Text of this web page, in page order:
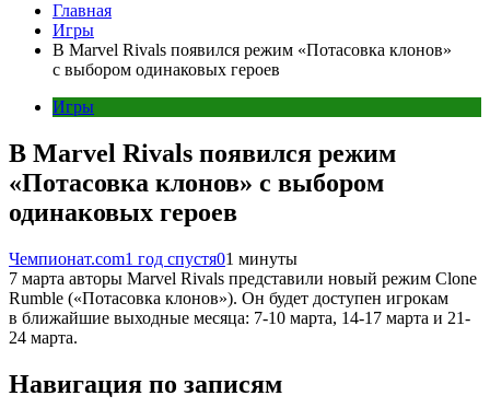
Главная
Игры
В Marvel Rivals появился режим «Потасовка клонов»
с выбором одинаковых героев
Игры
В Marvel Rivals появился режим
«Потасовка клонов» с выбором
одинаковых героев
Чемпионат.com1 год спустя01 минуты
7 марта авторы Marvel Rivals представили новый режим Clone
Rumble («Потасовка клонов»). Он будет доступен игрокам
в ближайшие выходные месяца: 7-10 марта, 14-17 марта и 21-
24 марта.
Навигация по записям